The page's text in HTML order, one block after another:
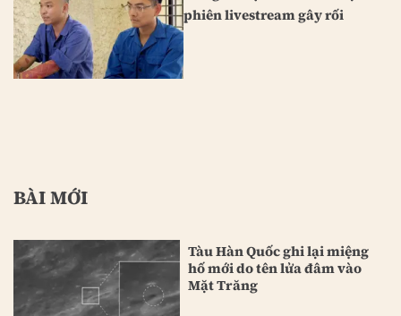
phiên livestream gây rối
BÀI MỚI
Tàu Hàn Quốc ghi lại miệng
hố mới do tên lửa đâm vào
Mặt Trăng